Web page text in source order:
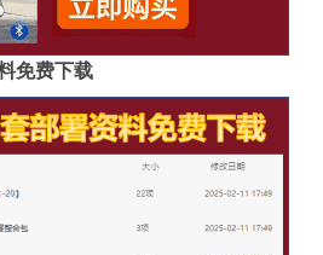
免费下载